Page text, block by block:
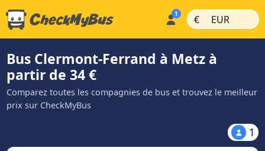
€ | EUR |
Bus Clermont-Ferrand à Metz à
partir de 34 €
Comparez toutes les compagnies de bus et trouvez le meilleur
prix sur CheckMyBus
1